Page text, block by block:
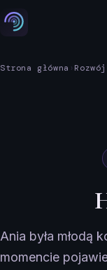
Strona główna ›
Ania była młodą
momencie